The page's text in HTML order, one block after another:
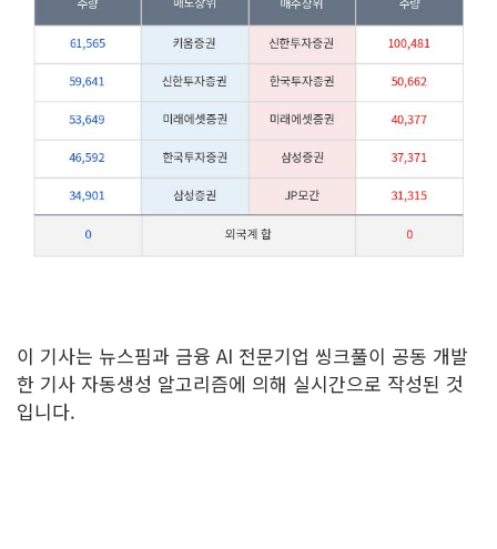
이 기사는 뉴스핌과 금융 AI 전문기업 씽크풀이 공동 개발
한 기사 자동생성 알고리즘에 의해 실시간으로 작성된 것
입니다.